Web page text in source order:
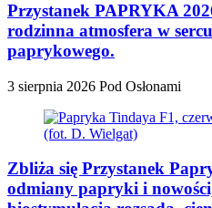
Przystanek PAPRYKA
rodzinna atmosfera w
paprykowego.
3 sierpnia 2026 Pod Osłonami
Zbliża się Przystanek
odmiany papryki i